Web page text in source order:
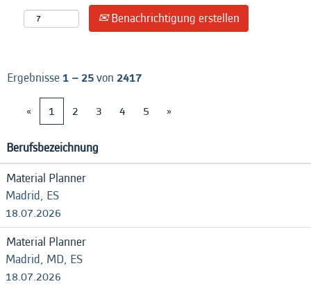
Benachrichtigung erstellen
Ergebnisse1 – 25von 2417
«
1 2 3 4 5 »
Berufsbezeichnung
Material Planner
Madrid, ES
18.07.2026
Material Planner
Madrid, MD, ES
18.07.2026